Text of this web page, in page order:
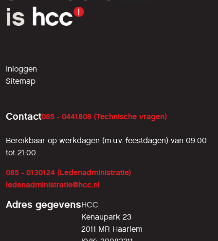
Inloggen
Sitemap
Contact085 - 0441808 (Technische vragen)
Bereikbaar op werkdagen (m.u.v. feestdagen) van 09:00
tot 21:00
085 - 0130124 (Ledenadministratie)
ledenadministratie@hcc.nl
Adres gegevensHCC
Kenaupark 23
2011 MR Haarlem